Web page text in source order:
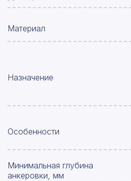
Материал
Назначение
Особенности
Минимальная глубина
анкеровки, мм